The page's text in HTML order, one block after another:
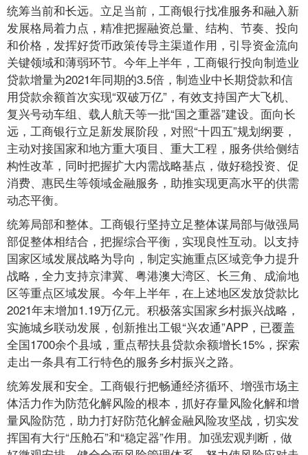
统筹当前和长远。立足当前，工商银行找准服务和融入新
发展格局着力点，精准把握融资总量、结构、节奏、投向
和价格，发挥好货币政策传导主渠道作用，引导资金流向
关键领域和薄弱环节。今年上半年，工商银行投向制造业
贷款增量为2021年同期的3.5倍，制造业中长期贷款和信
用贷款余额首次实现“双破万亿”，有效支持国产大飞机、
复兴号动车组、载人航天等一批“国之重器”建设。面向长
远，工商银行立足新发展阶段，对照“十四五”规划纲要，
主动对接国家和地方重大项目、重大工程，服务供给侧结
构性改革，同时把握扩大内需战略基点，做好稳投资、促
消费、惠民生等领域金融服务，助推实现更高水平的供需
动态平衡。
统筹局部和整体。工商银行坚持立足整体谋局部与做强局
部促整体相结合，把握综合平衡，实现良性互动。以支持
国家区域发展战略为导向，制定实施重点区域竞争力提升
战略，全力支持京津冀、粤港澳大湾区、长三角、成渝地
区等重点区域发展。今年上半年，在上述地区发放贷款比
2021年末增加1.19万亿元。积极落实国家乡村振兴战略，
实施城乡联动发展，创新推出工银“兴农通”APP，已覆盖
全国1700余个县域，重点帮扶县贷款余额增长15%，探索
走出一条具有工行特色的服务乡村振兴之路。
统筹发展和安全。工商银行把畅通经济循环、增强市场主
体活力作为防范化解风险的根本，抓好存量风险化解和增
量风险防范，助力打好防范化解金融风险攻坚战，切实发
挥国有大行“压舱石”和“稳定器”作用。加强宏观判断，做